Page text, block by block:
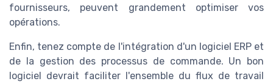
fournisseurs, peuvent grandement optimiser vos
opérations.
Enfin, tenez compte de l'intégration d'un logiciel ERP et
de la gestion des processus de commande. Un bon
logiciel devrait faciliter l'ensemble du flux de travail